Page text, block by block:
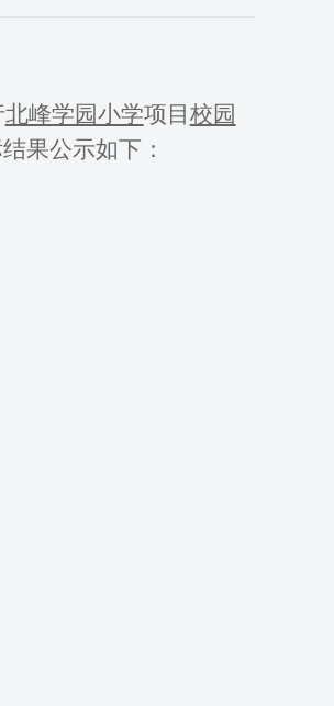
北峰学园小学项目 校园
果公示如下：